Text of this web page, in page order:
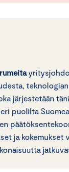
järjestetään
puolilta Suomea
ja kokemukset